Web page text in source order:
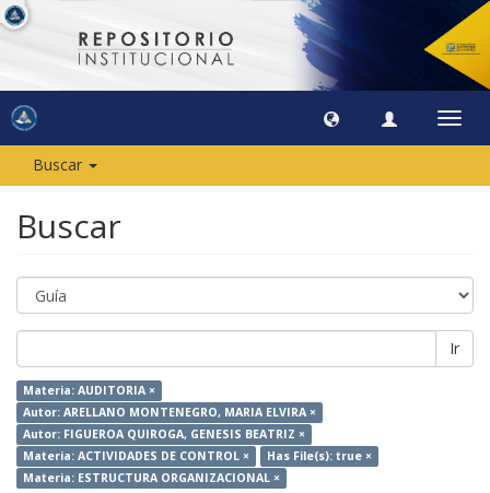
Buscar
Buscar
Ir
Materia: AUDITORIA ×
Autor: ARELLANO MONTENEGRO, MARIA ELVIRA ×
Autor: FIGUEROA QUIROGA, GENESIS BEATRIZ ×
Materia: ACTIVIDADES DE CONTROL ×
Has File(s): true ×
Materia: ESTRUCTURA ORGANIZACIONAL ×